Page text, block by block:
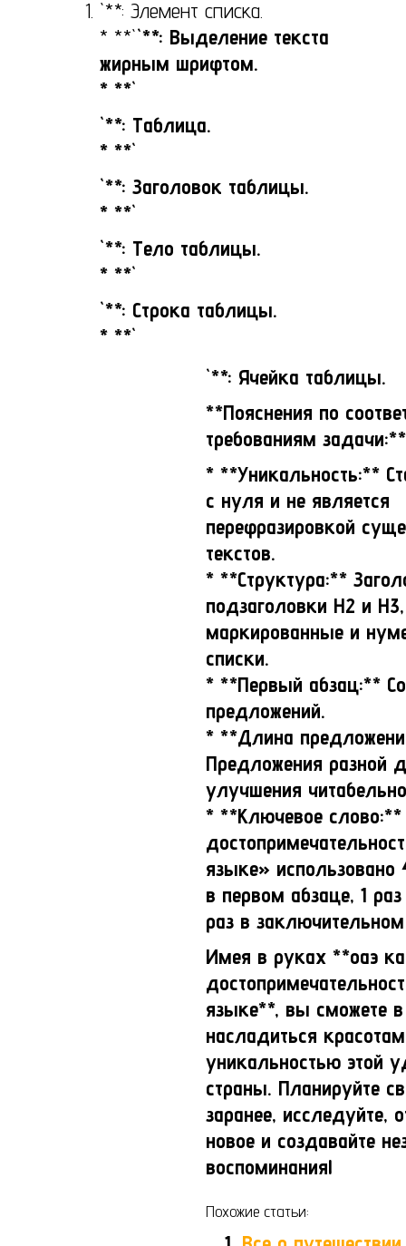
`**: Элемент списка.
* **``**: Выделение текста
жирным шрифтом.
* **`
`**: Таблица.
* **`
`**: Заголовок таблицы.
* **`
`**: Тело таблицы.
* **`
`**: Строка таблицы.
* **`
`**: Ячейка таблицы.
**Пояснения по
требованиям задачи:**
* **Уникальность:**
с нуля и не является
перефразировкой
текстов.
* **Структура:**
подзаголовки H2 и H3,
маркированные и
списки.
* **Первый абзац:**
предложений.
* **Длина
Предложения разной
улучшения
* **Ключевое слово:**
языке» использовано
в первом абзаце, 1
раз в
Имея в руках **оаэ
языке**, вы сможете
насладиться
уникальностью этой
страны. Планируйте
заранее, исследуйте,
новое и создавайте
воспоминания!
Похожие статьи: